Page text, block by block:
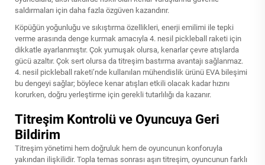
saldırmaları için daha fazla özgüven kazandırır.
Köpüğün yoğunluğu ve sıkıştırma özellikleri, enerji emilimi ile tepki
verme arasında denge kurmak amacıyla 4. nesil pickleball raketi için
dikkatle ayarlanmıştır. Çok yumuşak olursa, kenarlar çevre atışlarda
gücü azaltır. Çok sert olursa da titreşim bastırma avantajı sağlanmaz.
4. nesil pickleball raketi’nde kullanılan mühendislik ürünü EVA bileşimi
bu dengeyi sağlar; böylece kenar atışları etkili olacak kadar hızını
korurken, doğru yerleştirme için gerekli tutarlılığı da kazanır.
Titreşim Kontrolü ve Oyuncuya Geri
Bildirim
Titreşim yönetimi hem doğruluk hem de oyuncunun konforuyla
yakından ilişkilidir. Topla temas sonrası aşırı titreşim, oyuncunun farklı